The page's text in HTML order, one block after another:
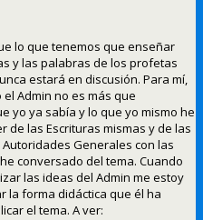
lo que tenemos que enseñar
y las palabras de los profetas
estará en discusión. Para mí,
Admin no es más que
yo ya sabía y lo que yo mismo he
de las Escrituras mismas y de las
Generales con las
conversado del tema. Cuando
las ideas del Admin me estoy
la forma didáctica que él ha
el tema. A ver: